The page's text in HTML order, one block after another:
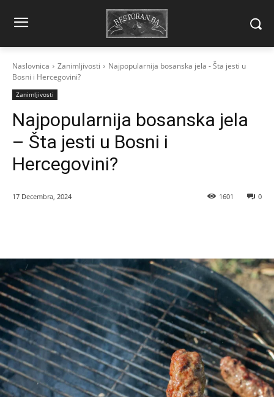
Naslovnica Zanimljivosti
Najpopularnija bosanska jela - Šta jesti u
Bosni i Hercegovini?
Zanimljivosti
Najpopularnija bosanska jela
– Šta jesti u Bosni i
Hercegovini?
17 Decembra, 2024 0
1601